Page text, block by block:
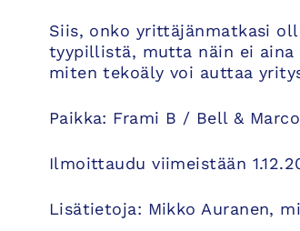
Siis, onko yrittäjänmatkasi
tyypillistä, mutta näin ei
miten tekoäly voi auttaa
Paikka: Frami B / Bell &
Ilmoittaudu viimeistään
Lisätietoja: Mikko Auranen,